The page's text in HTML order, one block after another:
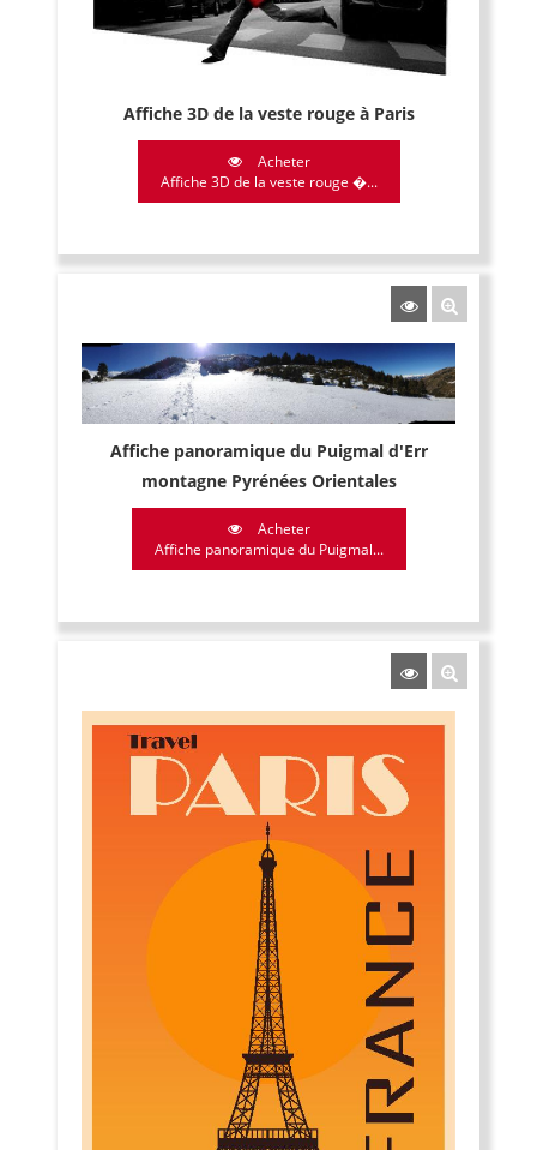
Affiche 3D de la veste rouge à Paris
Acheter
Affiche 3D de la veste rouge �...
Affiche panoramique du Puigmal d'Err
montagne Pyrénées Orientales
Acheter
Affiche panoramique du Puigmal...